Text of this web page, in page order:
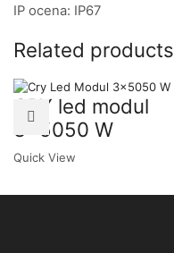
IP ocena: IP67
Related products
CRY led modul
3×5050 W
Quick View